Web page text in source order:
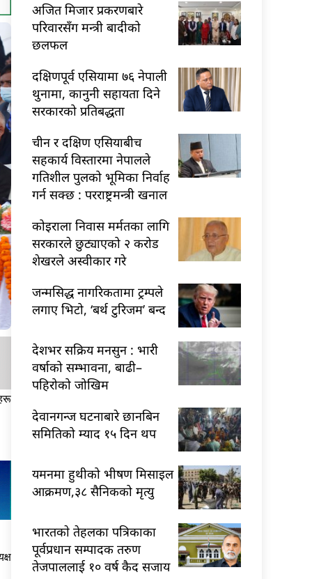
अजित मिजार प्रकरणबारे
परिवारसँग मन्त्री बादीको
छलफल
दक्षिणपूर्व एसियामा ७६ नेपाली
थुनामा, कानुनी सहायता दिने
सरकारको प्रतिबद्धता
चीन र दक्षिण एसियाबीच
सहकार्य विस्तारमा नेपालले
गतिशील पुलको भूमिका निर्वाह
गर्न सक्छ : परराष्ट्रमन्त्री खनाल
कोइराला निवास मर्मतका लागि
सरकारले छुट्याएको २ करोड
शेखरले अस्वीकार गरे
जन्मसिद्ध नागरिकतामा ट्रम्पले
लगाए भिटो, ‘बर्थ टुरिजम’ बन्द
देशभर सक्रिय मनसुन : भारी
वर्षाको सम्भावना, बाढी–
पहिरोको जोखिम
देवानगन्ज घटनाबारे छानबिन
समितिको म्याद १५ दिन थप
यमनमा हुथीको भीषण मिसाइल
आक्रमण,३८ सैनिकको मृत्यु
भारतकाे तेहलका पत्रिकाका
पूर्वप्रधान सम्पादक तरुण
तेजपाललाई १० वर्ष कैद सजाय